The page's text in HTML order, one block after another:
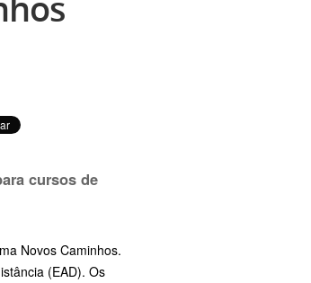
cursos de
Novos Caminhos.
(EAD). Os